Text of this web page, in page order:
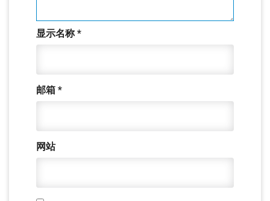
显示名称*
邮箱 *
网站